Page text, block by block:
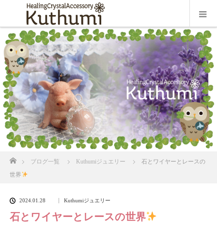
ブログ一覧 Kuthumiジュエリー
石とワイヤーとレースの
世界
2024.01.28 Kuthumiジュエリー
石とワイヤーとレースの世界